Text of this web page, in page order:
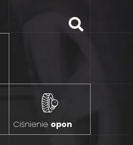
Ciśnienie opon